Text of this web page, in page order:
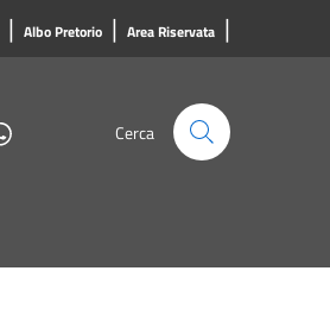
| Albo Pretorio | Area Riservata |
Cerca